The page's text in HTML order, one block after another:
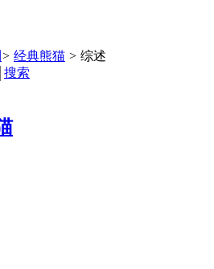
> 经典熊猫 > 综述
搜索